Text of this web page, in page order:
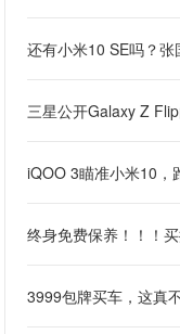
还有小米10 SE吗？张
三星公开Galaxy Z
iQOO 3瞄准小米10，
终身免费保养！！！
3999包牌买车，这真